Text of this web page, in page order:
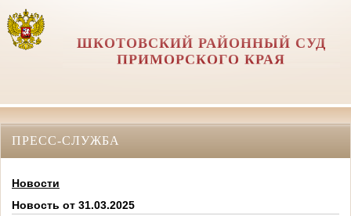
ШКОТОВСКИЙ РАЙОННЫЙ СУД
ПРИМОРСКОГО КРАЯ
ПРЕСС-СЛУЖБА
Новости
Новость от 31.03.2025